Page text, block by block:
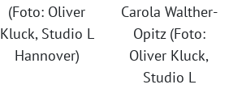
(Foto: Oliver
Kluck, Studio L
Hannover)
Carola Walther-
Opitz (Foto:
Oliver Kluck,
Studio L